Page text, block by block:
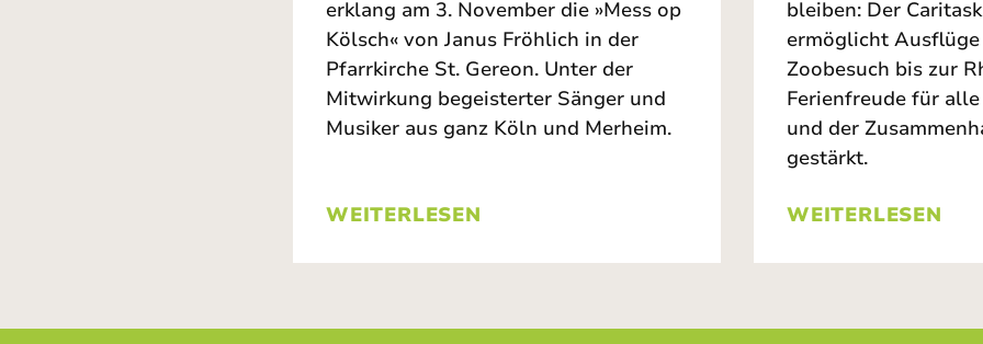
erklang am 3. November die »Mess op
Kölsch« von Janus Fröhlich in der
Pfarrkirche St. Gereon. Unter der
Mitwirkung begeisterter Sänger und
Musiker aus ganz Köln und Merheim.
WEITERLESEN
bleiben: Der
ermöglicht
Zoobesuch bis zur
Ferienfreude für
und der
gestärkt.
WEITERLESEN